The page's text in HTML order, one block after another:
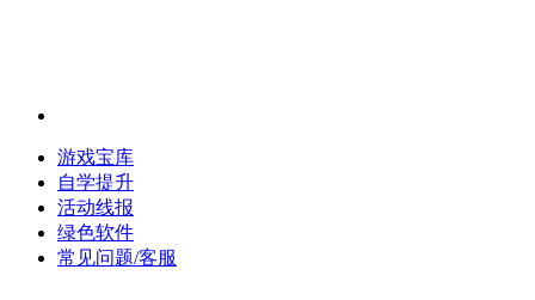
游戏宝库
自学提升
活动线报
绿色软件
常见问题/客服